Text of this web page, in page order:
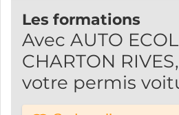
Les formations
Avec AUTO
CHARTON
votre permis